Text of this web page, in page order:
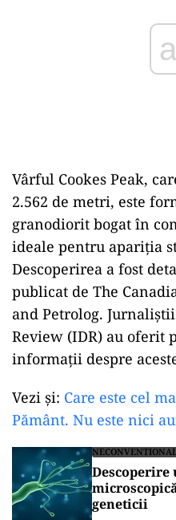
Vârful Cookes Peak,
2.562 de metri, este
granodiorit bogat în
ideale pentru apariția
Descoperirea a fost
publicat de The
and Petrolog.
Review (IDR) au oferit
informații despre
Vezi și: Care este cel
Pământ. Nu este nici
geneticii